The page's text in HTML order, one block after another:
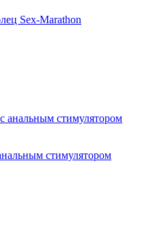
Sex-Marathon
стимулятором